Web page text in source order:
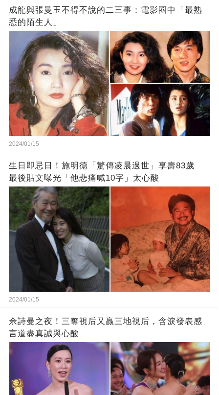
成龍與張曼玉不得不說的二三事：電影圈中「最熟
悉的陌生人」
2024/01/15
生日即忌日！施明德「驚傳凌晨過世」享壽83歲
最後貼文曝光「他悲痛喊10字」太心酸
2024/01/15
佘詩曼之夜！三奪視后又贏三地視后，含淚發表感
言道盡真誠與心酸